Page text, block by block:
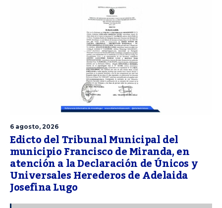
6 agosto, 2026
Edicto del Tribunal Municipal del
municipio Francisco de Miranda, en
atención a la Declaración de Únicos y
Universales Herederos de Adelaida
Josefina Lugo